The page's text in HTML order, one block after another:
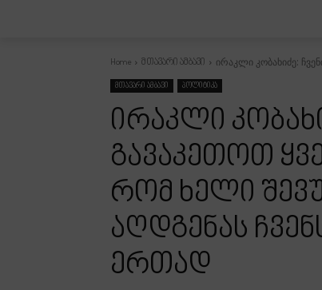
Home მთავარი ამბავი ირაკლი კობახიძე:
მთავარი ამბავი პოლიტიკა
ირაკლი
გავაკეთოთ
რომ ხელი
აღდგენას
ერთად